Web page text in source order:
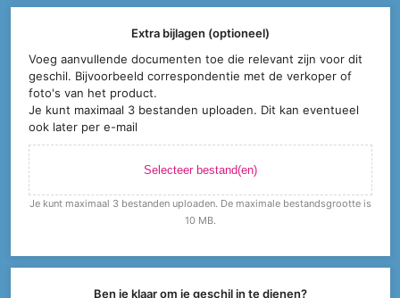
Extra bijlagen (optioneel)
Voeg aanvullende documenten toe die relevant zijn voor dit
geschil. Bijvoorbeeld correspondentie met de verkoper of
foto's van het product.
Je kunt maximaal 3 bestanden uploaden. Dit kan eventueel
ook later per e-mail
Selecteer bestand(en)
Je kunt maximaal 3 bestanden uploaden. De maximale bestandsgrootte is
10 MB.
Ben je klaar om je geschil in te dienen?